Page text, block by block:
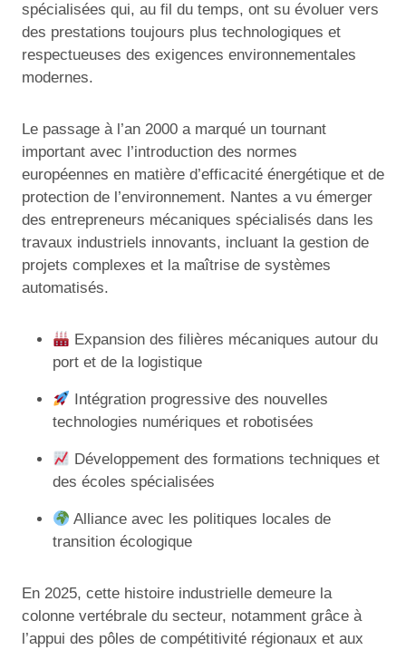
spécialisées qui, au fil du temps, ont su évoluer vers
des prestations toujours plus technologiques et
respectueuses des exigences environnementales
modernes.
Le passage à l’an 2000 a marqué un tournant
important avec l’introduction des normes
européennes en matière d’efficacité énergétique et de
protection de l’environnement. Nantes a vu émerger
des entrepreneurs mécaniques spécialisés dans les
travaux industriels innovants, incluant la gestion de
projets complexes et la maîtrise de systèmes
automatisés.
Expansion des filières mécaniques autour du
port et de la logistique
Intégration progressive des nouvelles
technologies numériques et robotisées
Développement des formations techniques et
des écoles spécialisées
Alliance avec les politiques locales de
transition écologique
En 2025, cette histoire industrielle demeure la
colonne vertébrale du secteur, notamment grâce à
l’appui des pôles de compétitivité régionaux et aux